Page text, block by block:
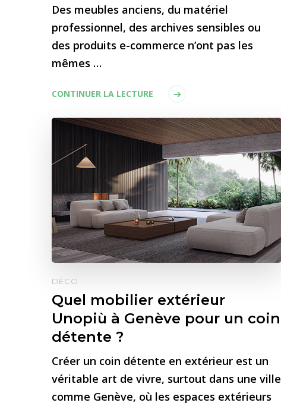
Des meubles anciens, du matériel
professionnel, des archives sensibles ou
des produits e-commerce n’ont pas les
mêmes …
CONTINUER LA LECTURE
DÉCO
Quel mobilier extérieur
Unopiù à Genève pour un coin
détente ?
Créer un coin détente en extérieur est un
véritable art de vivre, surtout dans une ville
comme Genève, où les espaces extérieurs